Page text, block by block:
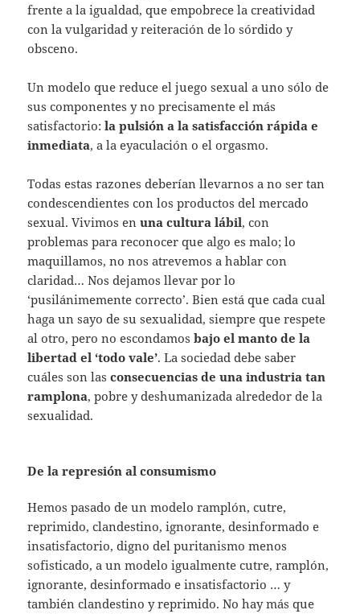
frente a la igualdad, que empobrece la creatividad
con la vulgaridad y reiteración de lo sórdido y
obsceno.
Un modelo que reduce el juego sexual a uno sólo de
sus componentes y no precisamente el más
satisfactorio:la pulsión a la satisfacción rápida e
inmediata, a la eyaculación o el orgasmo.
Todas estas razones deberían llevarnos a no ser tan
condescendientes con los productos del mercado
sexual. Vivimos enuna cultura lábil, con
problemas para reconocer que algo es malo; lo
maquillamos, no nos atrevemos a hablar con
claridad… Nos dejamos llevar por lo
‘pusilánimemente correcto’. Bien está que cada cual
haga un sayo de su sexualidad, siempre que respete
al otro, pero no escondamosbajo el manto de la
libertad el ‘todo vale’. La sociedad debe saber
cuáles son lasconsecuencias de una industria tan
ramplona, pobre y deshumanizada alrededor de la
sexualidad.
De la represión al consumismo
Hemos pasado de un modelo ramplón, cutre,
reprimido, clandestino, ignorante, desinformado e
insatisfactorio, digno del puritanismo menos
sofisticado, a un modelo igualmente cutre, ramplón,
ignorante, desinformado e insatisfactorio … y
también clandestino y reprimido. No hay más que